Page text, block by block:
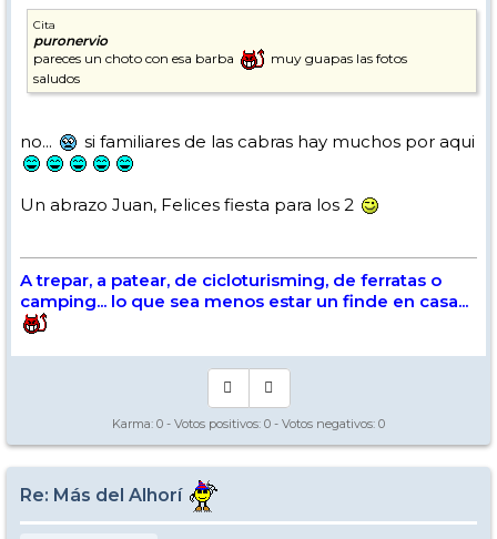
Cita
puronervio
pareces un choto con esa barba
muy guapas las fotos
saludos
no... si familiares de las cabras hay muchos por aqui
Un abrazo Juan, Felices fiesta para los 2
A trepar, a patear, de cicloturisming, de ferratas o
camping... lo que sea menos estar un finde en casa...
Karma: 0 - Votos positivos: 0 - Votos negativos: 0
Re: Más del Alhorí